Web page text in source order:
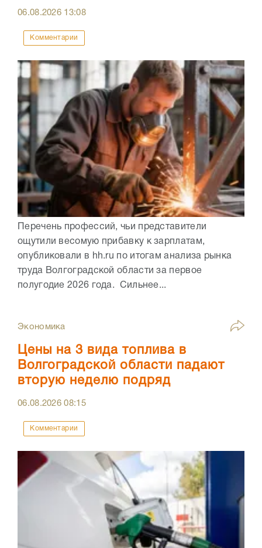
06.08.2026 13:08
Комментарии
Перечень профессий, чьи представители
ощутили весомую прибавку к зарплатам,
опубликовали в hh.ru по итогам анализа рынка
труда Волгоградской области за первое
полугодие 2026 года. Сильнее...
Экономика
Цены на 3 вида топлива в
Волгоградской области падают
вторую неделю подряд
06.08.202608:15
Комментарии